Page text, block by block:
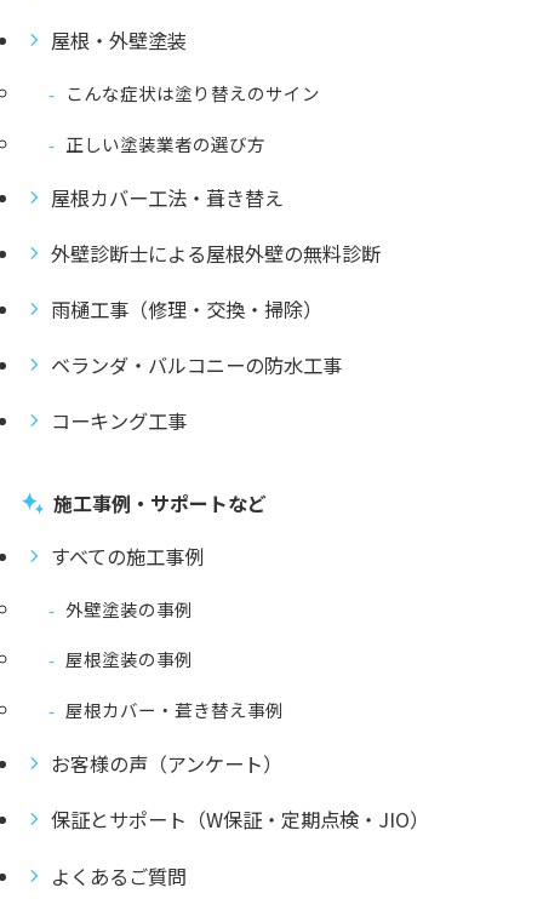
屋根・外壁塗装
こんな症状は塗り替えのサイン
正しい塗装業者の選び方
屋根カバー工法・葺き替え
外壁診断士による屋根外壁の無料診断
雨樋工事（修理・交換・掃除）
ベランダ・バルコニーの防水工事
コーキング工事
施工事例・サポートなど
すべての施工事例
外壁塗装の事例
屋根塗装の事例
屋根カバー・葺き替え事例
お客様の声（アンケート）
保証とサポート（W保証・定期点検・JIO）
よくあるご質問